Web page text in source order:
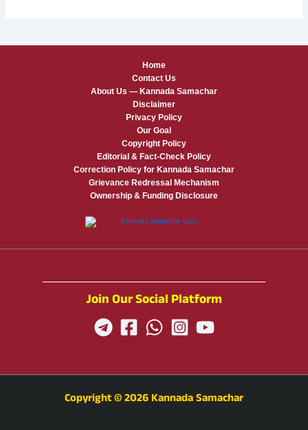
Home
Contact Us
About Us — Kannada Samachar
Disclaimer
Privacy Policy
Our Goal
Copyright Policy
Editorial & Fact-Check Policy
Correction Policy for Kannada Samachar
Grievance Redressal Mechanism
Ownership & Funding Disclosure
Join Our Social Platform
Copyright © 2026 Kannada Samachar